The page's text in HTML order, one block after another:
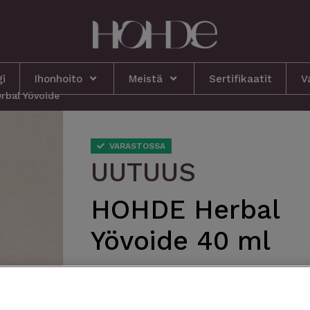
Ihonhoito Meistä Sertifikaatit
Yövoide
VARASTOSSA
UUTUUS
HOHDE Herbal
Yövoide 40 ml